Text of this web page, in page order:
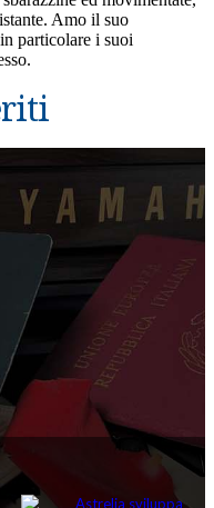
Amo il suo
particolare i suoi